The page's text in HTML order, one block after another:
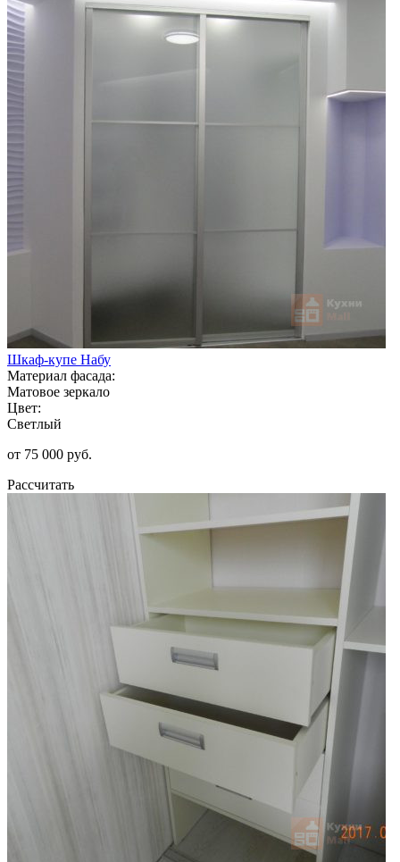
Шкаф-купе Набу
Материал фасада:
Матовое зеркало
Цвет:
Светлый
от 75 000 руб.
Рассчитать